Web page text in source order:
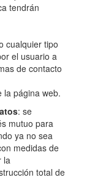
tendrán
cualquier tipo
el usuario a
de contacto
la página web.
: se
mutuo para
ya no sea
medidas de
la
total de